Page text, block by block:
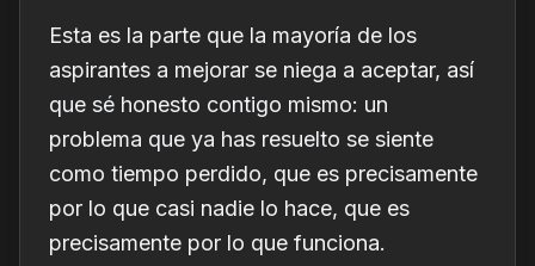
Esta es la parte que la mayoría de los
aspirantes a mejorar se niega a aceptar, así
que sé honesto contigo mismo: un
problema que ya has resuelto se siente
como tiempo perdido, que es precisamente
por lo que casi nadie lo hace, que es
precisamente por lo que funciona.